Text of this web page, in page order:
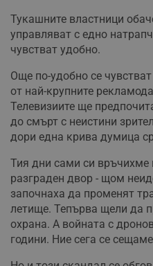
Тукашните властници
управляват с едно
чувстват удобно.
Още по-удобно се
от най-крупните
Телевизиите ще
до смърт с неистини
дори една крива думица
Тия дни сами си
разграден двор - щом
започнаха да променят
летище. Тепърва щели да
охрана. А войната с
години. Ние сега се